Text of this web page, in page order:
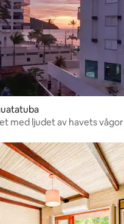
med ljudet av havets vågor